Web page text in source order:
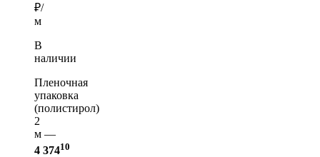
₽/
м
В
наличии
Пленочная
упаковка
(полистирол)
2
м —
4 37410